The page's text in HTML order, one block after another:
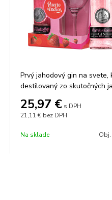
Prvý jahodový gin na svete,
destilovaný zo skutočných
25,97 € s DPH
21,11 € bez DPH
Na sklade